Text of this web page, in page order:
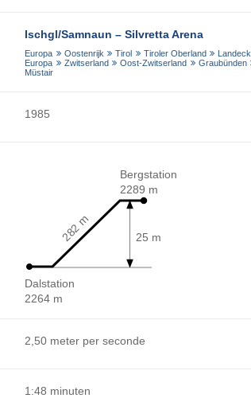
Ischgl/​Samnaun – Silvretta Arena
Europa Oostenrijk Tirol Tiroler Oberland Landeck
Europa
Zwitserland Oost-Zwitserland Graubünden
Müstair
1985
Dalstation
2264 m
Bergstation
2289 m
25 m
282 m
2,50 meter per seconde
1:48 minuten